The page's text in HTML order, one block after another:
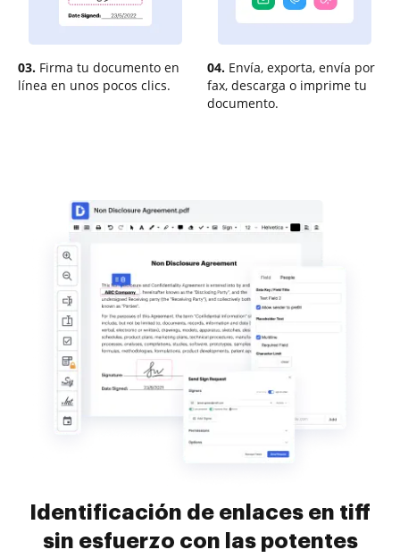
03. Firma tu documento en
línea en unos pocos clics.
04. Envía, exporta, envía por
fax, descarga o imprime tu
documento.
Identificación de enlaces en tiff
sin esfuerzo con las potentes